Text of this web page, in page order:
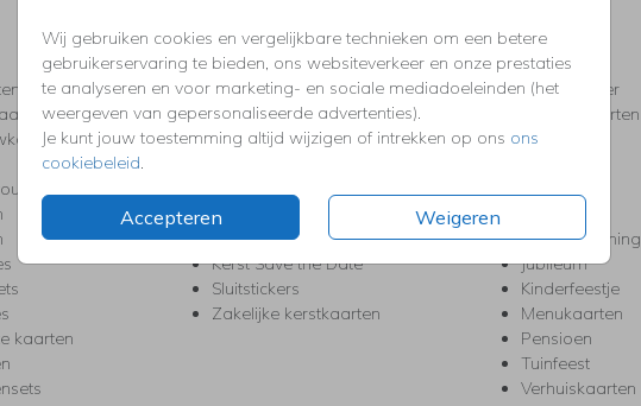
Wij gebruiken cookies en vergelijkbare technieken om een betere
gebruikerservaring te bieden, ons websiteverkeer en onze prestaties
te analyseren en voor marketing- en sociale mediadoeleinden (het
weergeven van gepersonaliseerde advertenties).
Je kunt jouw toestemming altijd wijzigen of intrekken op ons ons
cookiebeleid.
Accepteren Weigeren
kaarten
KERST
Kerstkaarten
Kerstborrel uitnodigingen
Kerstdiner uitnodigingen
Kerst-verhuiskaarten
Nieuwjaarskaarten
Kerst Save the Date
Sluitstickers
Zakelijke kerstkaarten
FEEST
Babyshower
Bedankkaarten
Communie
Housewarming
Jubileum
Kinderfeestje
Menukaarten
Pensioen
Tuinfeest
Verhuiskaarten